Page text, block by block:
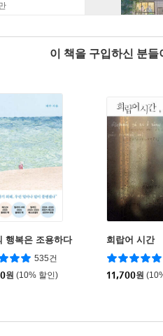
이 책을 구입하신 분
행복은 조용하다
535건
원 (10% 할인)
희랍어 시간
11,700원